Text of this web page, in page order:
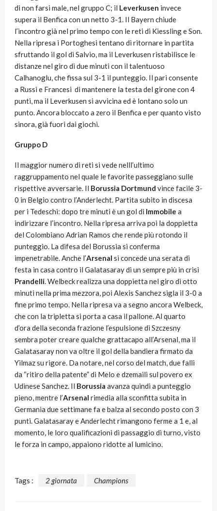
di non farsi male, nel gruppo C; il Leverkusen invece
supera il Benfica con un netto 3-1. Il Bayern chiude
l’incontro già nel primo tempo con le reti di Kiessling e Son.
Nella ripresa i Portoghesi tentano di ritornare in partita
sfruttando il gol di Salvio, ma il Leverkusen ristabilisce le
distanze nel giro di due minuti con il talentuoso
Calhanoglu, che fissa sul 3-1 il punteggio. Il pari consente
a Russi e Francesi di mantenere la testa del girone con 4
punti, ma il Leverkusen si avvicina ed è lontano solo un
punto. Ancora bloccato a zero il Benfica e per quanto visto
sinora, già fuori dai giochi.
Gruppo D
Il maggior numero di reti si vede nelll’ultimo
raggruppamento nel quale le favorite passeggiano sulle
rispettive avversarie. Il Borussia Dortmund vince facile 3-
0 in Belgio contro l’Anderlecht. Partita subito in discesa
per i Tedeschi: dopo tre minuti è un gol di Immobile a
indirizzare l’incontro. Nella ripresa arriva poi la doppietta
del Colombiano Adrian Ramos che rende più rotondo il
punteggio. La difesa del Borussia si conferma
impenetrabile. Anche l’Arsenal si concede una serata di
festa in casa contro il Galatasaray di un sempre più in crisi
Prandelli. Welbeck realizza una doppietta nel giro di otto
minuti nella prima mezzora, poi Alexis Sanchez sigla il 3-0 a
fine primo tempo. Nella ripresa va a segno ancora Welbeck,
che con la tripletta si porta a casa il pallone. Al quarto
d’ora della seconda frazione l’espulsione di Szczesny
sembra poter creare qualche grattacapo all’Arsenal, ma il
Galatasaray non va oltre il gol della bandiera firmato da
Yilmaz su rigore. Da notare, nel corso del match, due falli
da “ritiro della patente” di Melo e dzemaili sul povero ex
Udinese Sanchez. Il Borussia avanza quindi a punteggio
pieno, mentre l’Arsenal rimedia alla sconfitta subita in
Germania due settimane fa e balza al secondo posto con 3
punti. Galatasaray e Anderlecht rimangono ferme a 1 e, al
momento, le loro qualificazioni di passaggio di turno, visto
le forza in campo, appaiono ridotte al lumicino.
Tags : 2 giornata Champions